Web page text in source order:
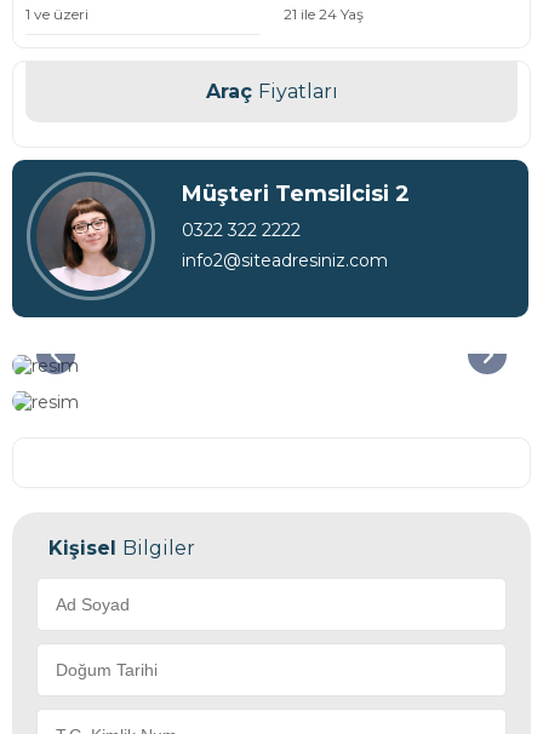
1 ve üzeri 21 ile 24 Yaş
Araç Fiyatları
Müşteri Temsilcisi 2
0322 322 2222
info2@siteadresiniz.com
Kişisel Bilgiler